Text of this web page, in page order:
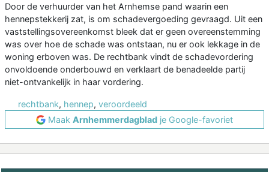
Door de verhuurder van het Arnhemse pand waarin een
hennepstekkerij zat, is om schadevergoeding gevraagd. Uit een
vaststellingsovereenkomst bleek dat er geen overeenstemming
was over hoe de schade was ontstaan, nu er ook lekkage in de
woning erboven was. De rechtbank vindt de schadevordering
onvoldoende onderbouwd en verklaart de benadeelde partij
niet-ontvankelijk in haar vordering.
rechtbank, hennep, veroordeeld
Maak Arnhemmerdagblad je Google-favoriet